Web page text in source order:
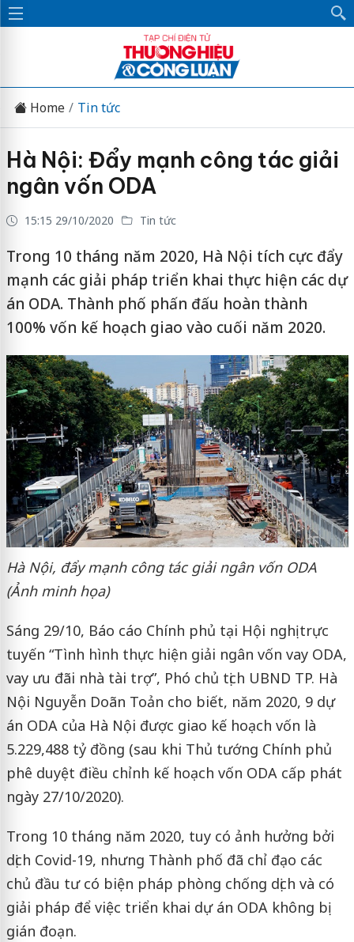
Home Tin tức
Hà Nội: Đẩy mạnh công tác giải
ngân vốn ODA
15:15 29/10/2020 Tin tức
Trong 10 tháng năm 2020, Hà Nội tích cực đẩy
mạnh các giải pháp triển khai thực hiện các dự
án ODA. Thành phố phấn đấu hoàn thành
100% vốn kế hoạch giao vào cuối năm 2020.
Hà Nội, đẩy mạnh công tác giải ngân vốn ODA
(Ảnh minh họa)
Sáng 29/10, Báo cáo Chính phủ tại Hội nghị trực
tuyến “Tình hình thực hiện giải ngân vốn vay ODA,
vay ưu đãi nhà tài trợ”, Phó chủ tịch UBND TP. Hà
Nội Nguyễn Doãn Toản cho biết, năm 2020, 9 dự
án ODA của Hà Nội được giao kế hoạch vốn là
5.229,488 tỷ đồng (sau khi Thủ tướng Chính phủ
phê duyệt điều chỉnh kế hoạch vốn ODA cấp phát
ngày 27/10/2020).
Trong 10 tháng năm 2020, tuy có ảnh hưởng bởi
dịch Covid-19, nhưng Thành phố đã chỉ đạo các
chủ đầu tư có biện pháp phòng chống dịch và có
giải pháp để việc triển khai dự án ODA không bị
gián đoạn.